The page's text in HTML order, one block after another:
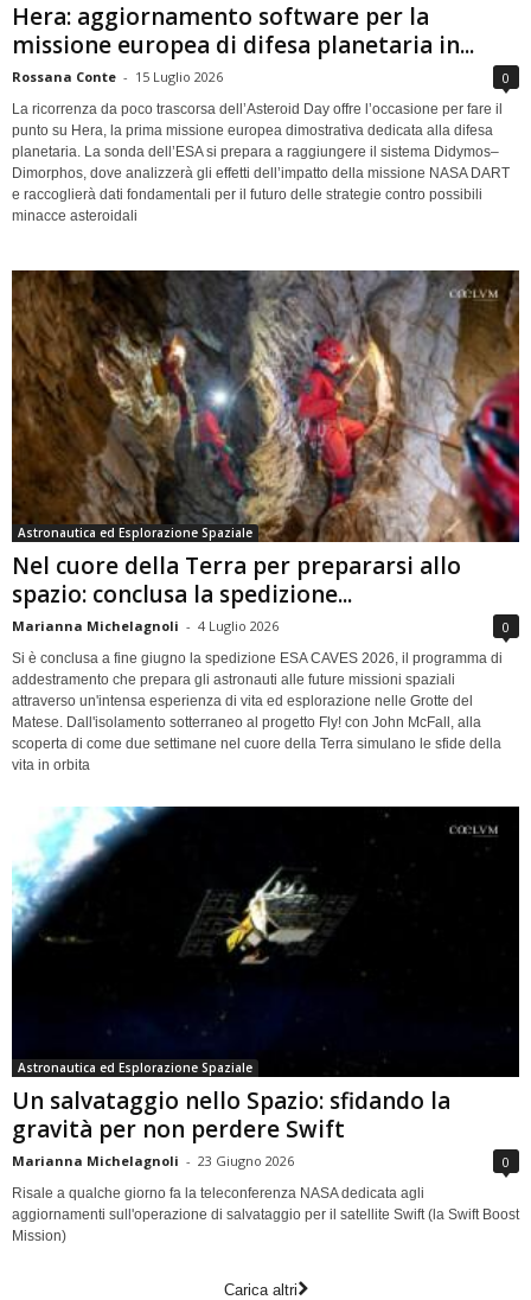
Hera: aggiornamento software per la
missione europea di difesa planetaria in...
Rossana Conte - 15 Luglio 2026 0
La ricorrenza da poco trascorsa dell’Asteroid Day offre l’occasione per fare il
punto su Hera, la prima missione europea dimostrativa dedicata alla difesa
planetaria. La sonda dell’ESA si prepara a raggiungere il sistema Didymos–
Dimorphos, dove analizzerà gli effetti dell’impatto della missione NASA DART
e raccoglierà dati fondamentali per il futuro delle strategie contro possibili
minacce asteroidali
Astronautica ed Esplorazione Spaziale
Nel cuore della Terra per prepararsi allo
spazio: conclusa la spedizione...
Marianna Michelagnoli - 4 Luglio 2026 0
Si è conclusa a fine giugno la spedizione ESA CAVES 2026, il programma di
addestramento che prepara gli astronauti alle future missioni spaziali
attraverso un'intensa esperienza di vita ed esplorazione nelle Grotte del
Matese. Dall'isolamento sotterraneo al progetto Fly! con John McFall, alla
scoperta di come due settimane nel cuore della Terra simulano le sfide della
vita in orbita
Astronautica ed Esplorazione Spaziale
Un salvataggio nello Spazio: sfidando la
gravità per non perdere Swift
Marianna Michelagnoli - 23 Giugno 2026 0
Risale a qualche giorno fa la teleconferenza NASA dedicata agli
aggiornamenti sull'operazione di salvataggio per il satellite Swift (la Swift Boost
Mission)
Carica altri